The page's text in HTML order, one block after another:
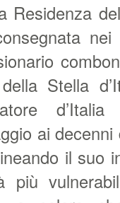
della Stella
ai
il suo
più